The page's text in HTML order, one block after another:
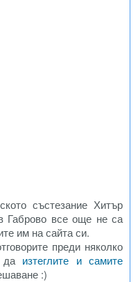
състезание Хитър
Габрово все още не са
им на сайта си.
преди няколко
изтеглите и самите
:)